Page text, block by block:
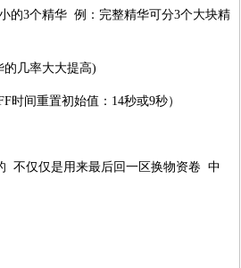
的3个精华 例：完整精华可分3个大块精
几率大大提高)
间重置初始值：14秒或9秒）
不仅仅是用来最后回一区换物资卷 中